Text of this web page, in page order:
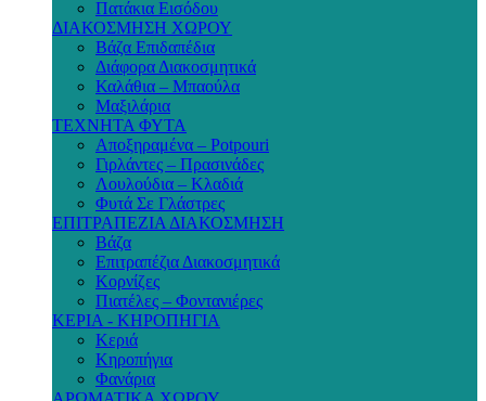
Πατάκια Εισόδου
ΔΙΑΚΟΣΜΗΣΗ ΧΩΡΟΥ
Βάζα Επιδαπέδια
Διάφορα Διακοσμητικά
Καλάθια – Μπαούλα
Μαξιλάρια
ΤΕΧΝΗΤΑ ΦΥΤΑ
Αποξηραμένα – Potpouri
Γιρλάντες – Πρασινάδες
Λουλούδια – Κλαδιά
Φυτά Σε Γλάστρες
ΕΠΙΤΡΑΠΕΖΙΑ ΔΙΑΚΟΣΜΗΣΗ
Βάζα
Επιτραπέζια Διακοσμητικά
Κορνίζες
Πιατέλες – Φοντανιέρες
ΚΕΡΙΑ - ΚΗΡΟΠΗΓΙΑ
Κεριά
Κηροπήγια
Φανάρια